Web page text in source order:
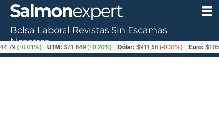
Bolsa Laboral Revistas Sin Escamas
Nosotros
UTM: $71.649 (+0.20%) Dólar: $911,58 (-0.31%) Euro: $1053,36(-